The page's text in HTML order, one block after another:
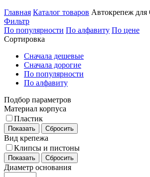
Главная Каталог товаров Автокрепеж для
Фильтр
По популярности По алфавиту По цене
Сортировка
Сначала дешевые
Сначала дорогие
По популярности
По алфавиту
Подбор параметров
Материал корпуса
Пластик
Показать Сбросить
Вид крепежа
Клипсы и пистоны
Показать Сбросить
Диаметр основания